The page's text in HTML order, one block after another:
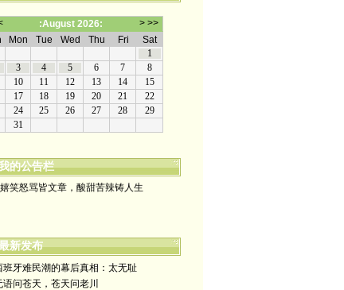
的公告栏
嬉笑怒骂皆文章，酸甜苦辣铸人生
新发布
班牙难民潮的幕后真相：太无耻
语问苍天，苍天问老川